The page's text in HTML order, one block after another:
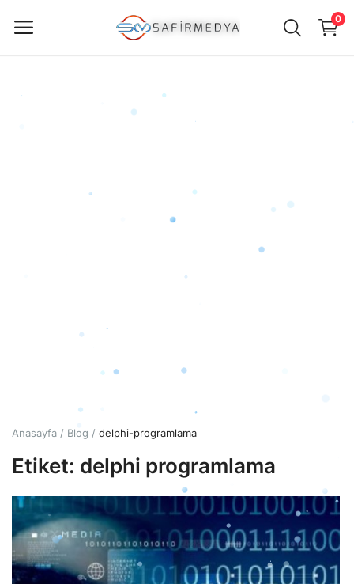
0
Türkçe TRY (₺)
Anasayfa Blog delphi-programlama
Etiket: delphi programlama